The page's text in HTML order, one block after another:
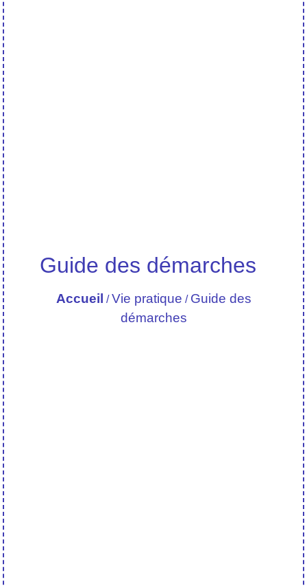
Guide des démarches
Accueil /Vie pratique / Guide des
démarches